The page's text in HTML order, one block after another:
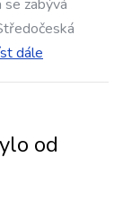
zabývá
dále
od